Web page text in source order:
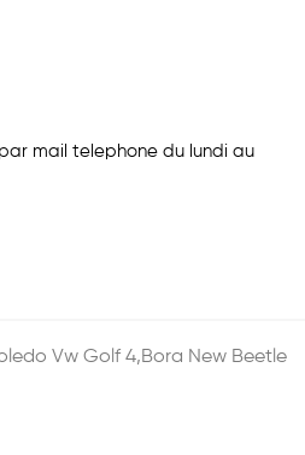
mail telephone du lundi au
Vw Golf 4,Bora New Beetle